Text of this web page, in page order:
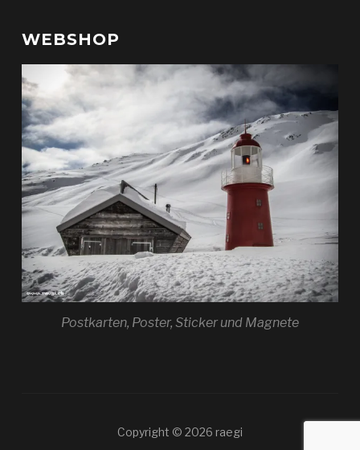
WEBSHOP
Postkarten, Poster, Sticker und Magnete
Copyright © 2026 raegi